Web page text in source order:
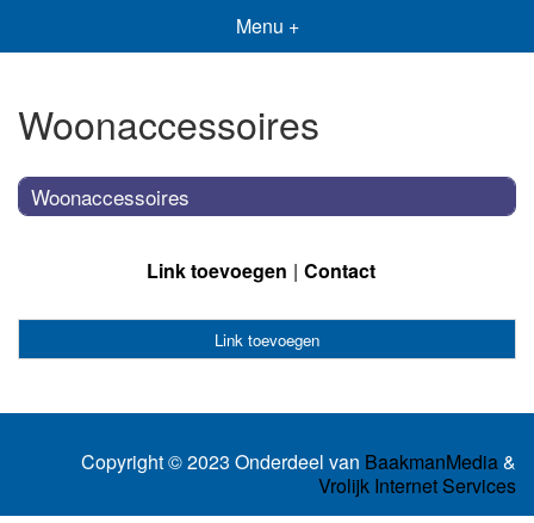
Menu +
Woonaccessoires
Woonaccessoires
Link toevoegen Contact
Link toevoegen
Copyright © 2023 Onderdeel van BaakmanMedia&
Vrolijk Internet Services